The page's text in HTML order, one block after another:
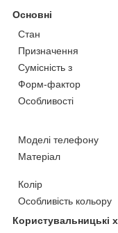
Основні
Стан
Призначення
Сумісність з
Форм-фактор
Особливості
Моделі телефону
Матеріал
Колір
Особливість кольору
Користувальницькі